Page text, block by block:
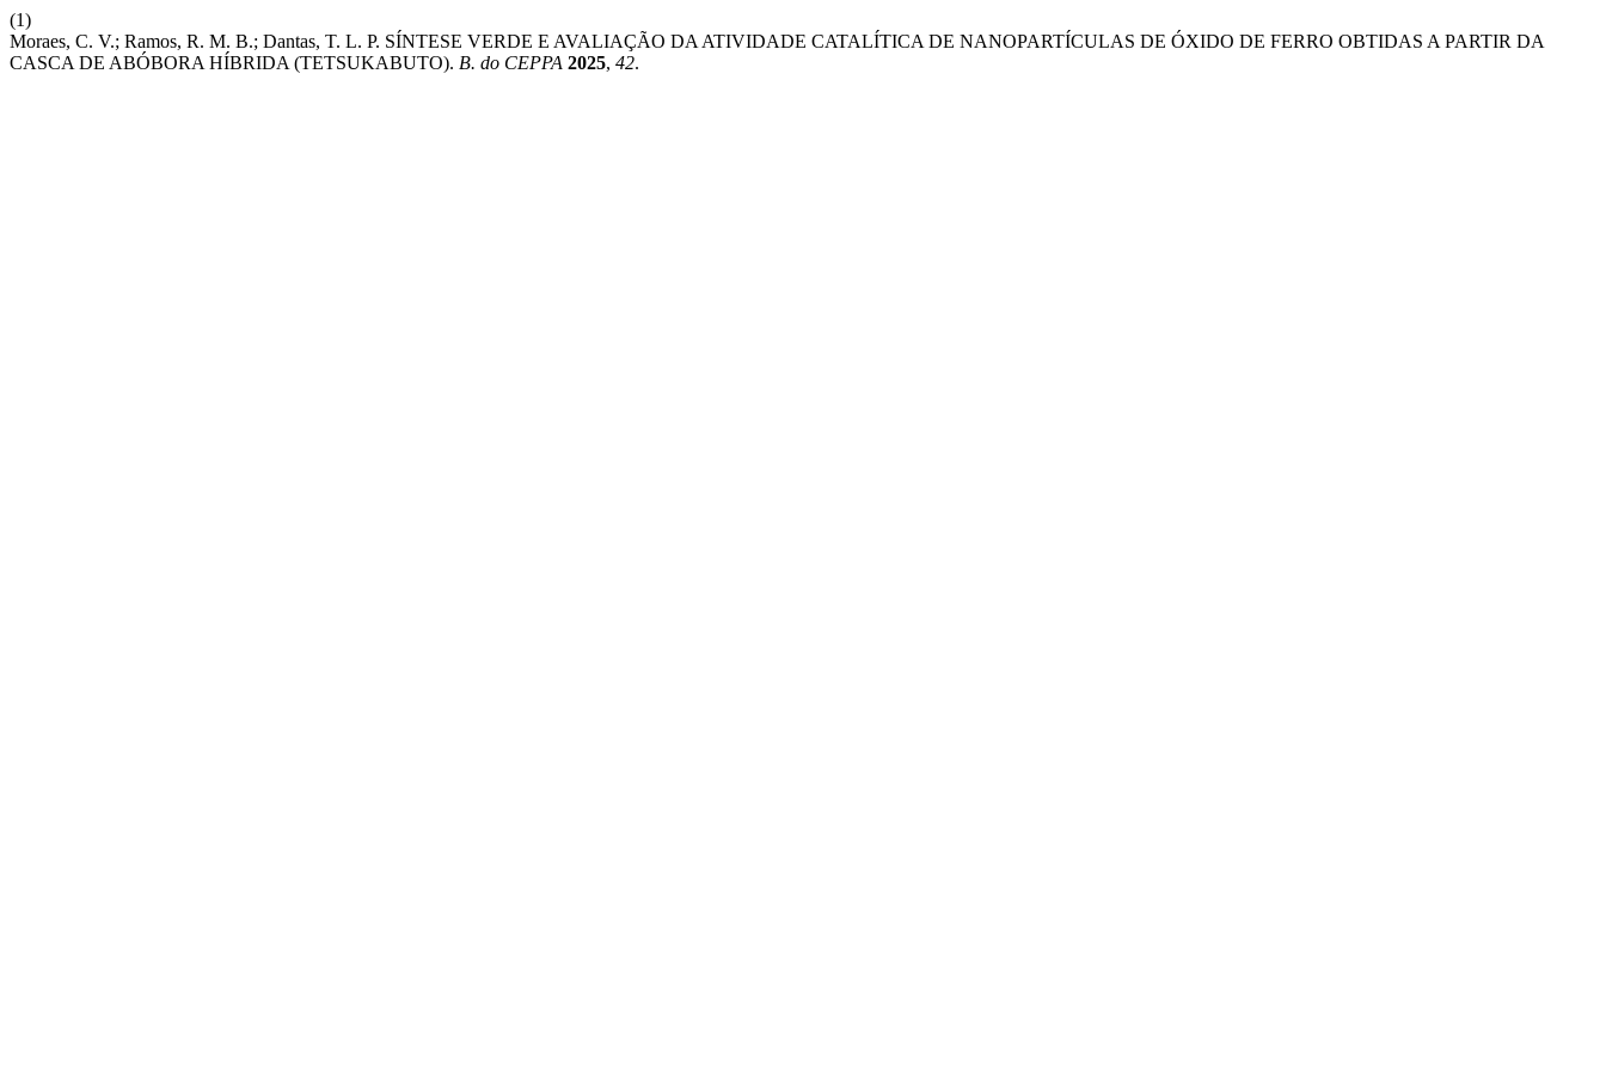
(1)
Moraes, C. V.; Ramos, R. M. B.; Dantas, T. L. P. SÍNTESE VERDE E AVALIAÇÃO DA ATIVIDADE CATALÍTICA DE NANOPARTÍCULAS DE ÓXIDO DE FERRO OBTIDAS A PARTIR DA
CASCA DE ABÓBORA HÍBRIDA (TETSUKABUTO). B. do CEPPA 2025, 42.